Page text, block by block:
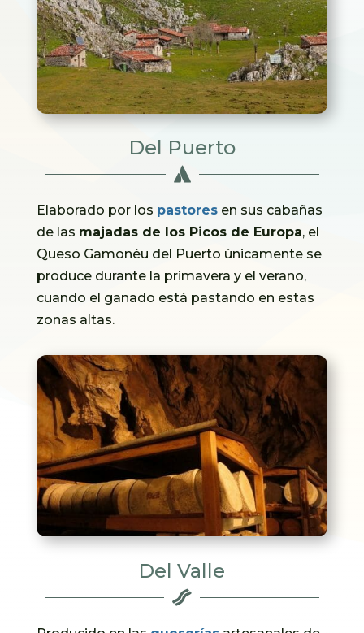
Del Puerto

Elaborado por los pastores en sus cabañas
de las majadas de los Picos de Europa, el
Queso Gamonéu del Puerto únicamente se
produce durante la primavera y el verano,
cuando el ganado está pastando en estas
zonas altas.
Del Valle
